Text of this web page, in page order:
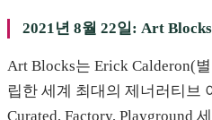
2021년 8월 22일: Art
Art Blocks는 Erick Calderon(
립한 세계 최대의 제너러티브
Curated, Factory, Playground